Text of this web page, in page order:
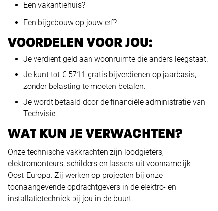
Een vakantiehuis?
Een bijgebouw op jouw erf?
VOORDELEN VOOR JOU:
Je verdient geld aan woonruimte die anders leegstaat.
Je kunt tot € 5711 gratis bijverdienen op jaarbasis,
zonder belasting te moeten betalen.
Je wordt betaald door de financiële administratie van
Techvisie.
WAT KUN JE VERWACHTEN?
Onze technische vakkrachten zijn loodgieters,
elektromonteurs, schilders en lassers uit voornamelijk
Oost-Europa. Zij werken op projecten bij onze
toonaangevende opdrachtgevers in de elektro- en
installatietechniek bij jou in de buurt.